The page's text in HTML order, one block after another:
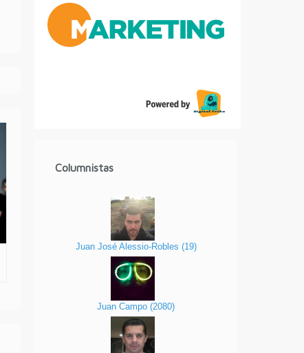
Columnistas
Juan José Alessio-Robles (19)
Juan Campo(2080)